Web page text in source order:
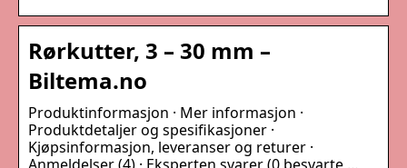
Rørkutter, 3 – 30 mm –
Biltema.no
Produktinformasjon · Mer informasjon ·
Produktdetaljer og spesifikasjoner ·
Kjøpsinformasjon, leveranser og returer ·